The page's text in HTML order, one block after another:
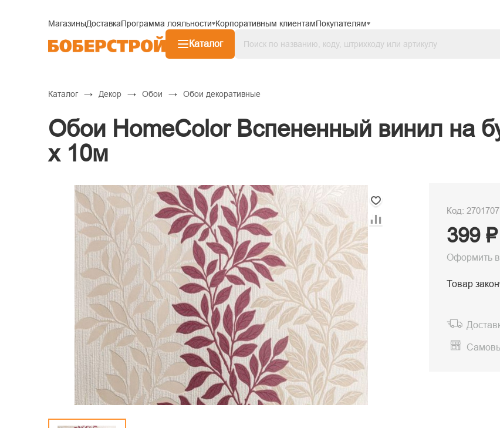
МагазиныДоставкаПрограмма лояльности Корпоративным клиентамПокупателям
Каталог
Каталог → Декор → Обои → Обои декоративные
Обои HomeColor Вспененный винил на
х 10м
Код: 2701707
399 ₽
Оформить в
Товар